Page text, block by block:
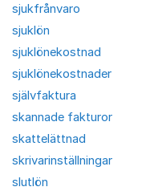
sjukfrånvaro
sjuklön
sjuklönekostnad
sjuklönekostnader
självfaktura
skannade fakturor
skattelättnad
skrivarinställningar
slutlön